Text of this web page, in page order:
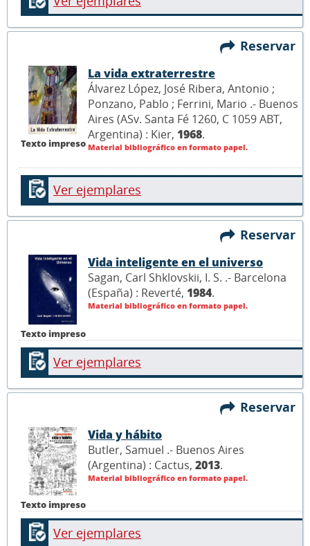
Reservar
Texto impreso
La vida extraterrestre
Álvarez López, José Ribera, Antonio ;
Ponzano, Pablo ; Ferrini, Mario .- Buenos
Aires (ASv. Santa Fé 1260, C 1059 ABT,
Argentina) : Kier, 1968.
Material bibliográfico en formato papel.
Ver ejemplares
Reservar
Texto impreso
Vida inteligente en el universo
Sagan, Carl Shklovskii, I. S. .- Barcelona
(España) : Reverté, 1984.
Material bibliográfico en formato papel.
Ver ejemplares
Reservar
Texto impreso
Vida y hábito
Butler, Samuel .- Buenos Aires
(Argentina) : Cactus, 2013.
Material bibliográfico en formato papel.
Ver ejemplares